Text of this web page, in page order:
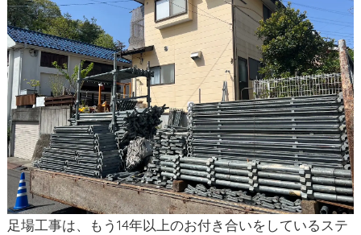
足場工事は、もう14年以上のお付き合いをしているステ